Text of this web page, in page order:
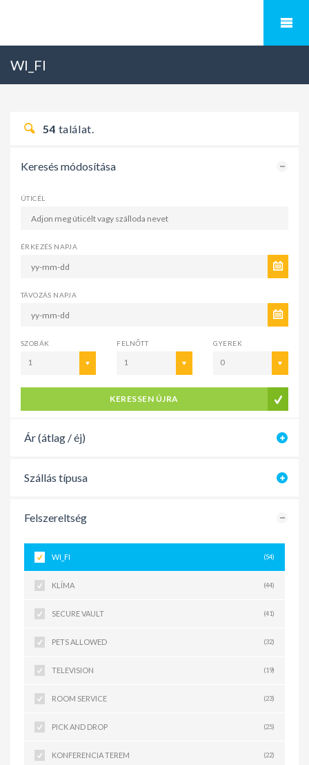
WI_FI
54 találat.
Keresés módosítása
ÚTICÉL
ÉRKEZÉS NAPJA
TÁVOZÁS NAPJA
SZOBÁK
1
FELNŐTT
1
GYEREK
0
KERESSEN ÚJRA
Ár (átlag / éj)
Szállás típusa
Felszereltség
WI_FI (54)
KLÍMA (44)
SECURE VAULT (41)
PETS ALLOWED (32)
TELEVISION (19)
ROOM SERVICE (23)
PICK AND DROP (25)
KONFERENCIA TEREM (22)